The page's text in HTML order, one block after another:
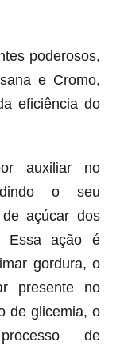
poderosos,
e Cromo,
eficiência do
auxiliar no
o seu
açúcar dos
Essa ação é
gordura, o
presente no
de glicemia, o
de